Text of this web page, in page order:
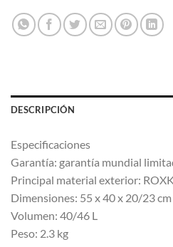
DESCRIPCIÓN
Especificaciones
Garantía: garantía mundial
Principal material exterior:
Dimensiones: 55 x 40 x 20/23 cm
Volumen: 40/46 L
Peso: 2.3 kg